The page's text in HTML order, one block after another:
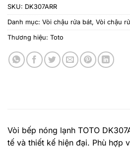
SKU: DK307ARR
Danh mục: Vòi chậu rửa bát, Vòi chậu
Thương hiệu: Toto
Vòi bếp nóng lạnh TOTO
tế và thiết kế hiện đại. Phù hợp